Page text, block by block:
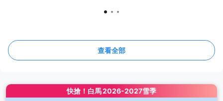
查看全部
快搶！ 白馬2026-2027雪季